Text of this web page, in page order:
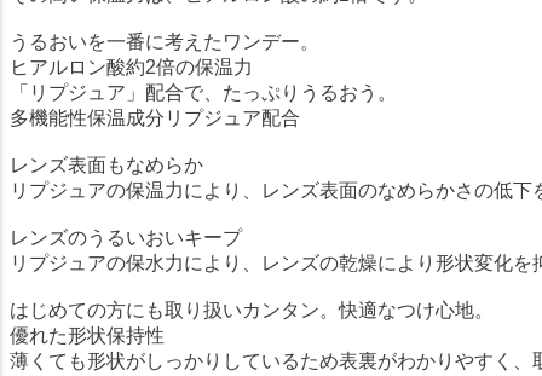
うるおいを一番に考えたワンデー。
ヒアルロン酸約2倍の保温力
「リプジュア」配合で、たっぷりうるおう。
多機能性保温成分リプジュア配合
レンズ表面もなめらか
リプジュアの保温力により、レンズ表面のなめらかさの低下
レンズのうるいおいキープ
リプジュアの保水力により、レンズの乾燥により形状変化を
はじめての方にも取り扱いカンタン。快適なつけ心地。
優れた形状保持性
薄くても形状がしっかりしているため表裏がわかりやすく、